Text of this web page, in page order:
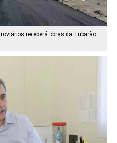
receberá obras da Tubarão